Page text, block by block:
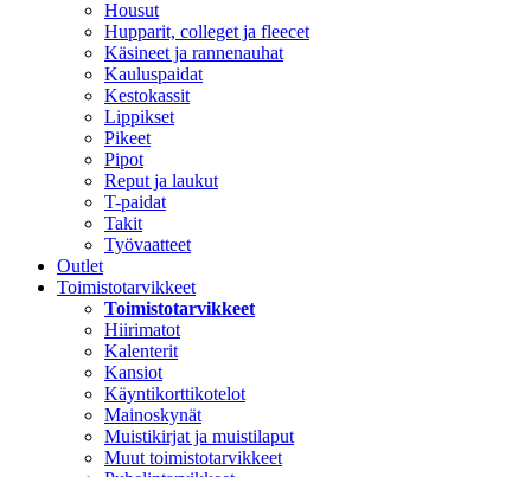
Housut
Hupparit, colleget ja fleecet
Käsineet ja rannenauhat
Kauluspaidat
Kestokassit
Lippikset
Pikeet
Pipot
Reput ja laukut
T-paidat
Takit
Työvaatteet
Outlet
Toimistotarvikkeet
Toimistotarvikkeet
Hiirimatot
Kalenterit
Kansiot
Käyntikorttikotelot
Mainoskynät
Muistikirjat ja muistilaput
Muut toimistotarvikkeet